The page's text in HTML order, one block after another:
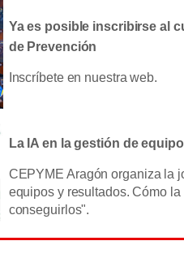
Ya es posible inscribirse al
de Prevención
Inscríbete en nuestra web.
La IA en la gestión de
CEPYME Aragón organiza la
equipos y resultados. Cómo
conseguirlos".